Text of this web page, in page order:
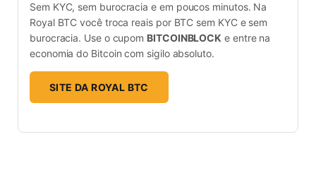
Sem KYC, sem burocracia e em poucos minutos. Na
Royal BTC você troca reais por BTC sem KYC e sem
burocracia. Use o cupom BITCOINBLOCK e entre na
economia do Bitcoin com sigilo absoluto.
SITE DA ROYAL BTC